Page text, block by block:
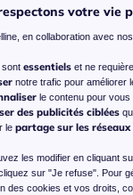
votre vie
en collaboration avec nos
sont essentiels et ne
notre trafic pour améliorer
le contenu pour
des publicités ciblées
le partage sur les réseaux
les modifier en cliquant
sur "Je refuse". Pour
des cookies et vos droits,